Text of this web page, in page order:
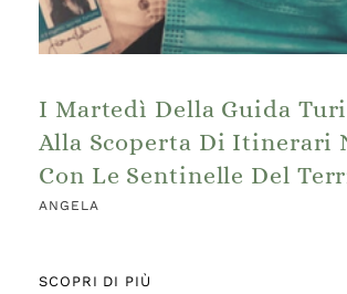
I Martedì Della Guida
Alla Scoperta Di Itinerari
Con Le Sentinelle Del
ANGELA
SCOPRI DI PIÙ